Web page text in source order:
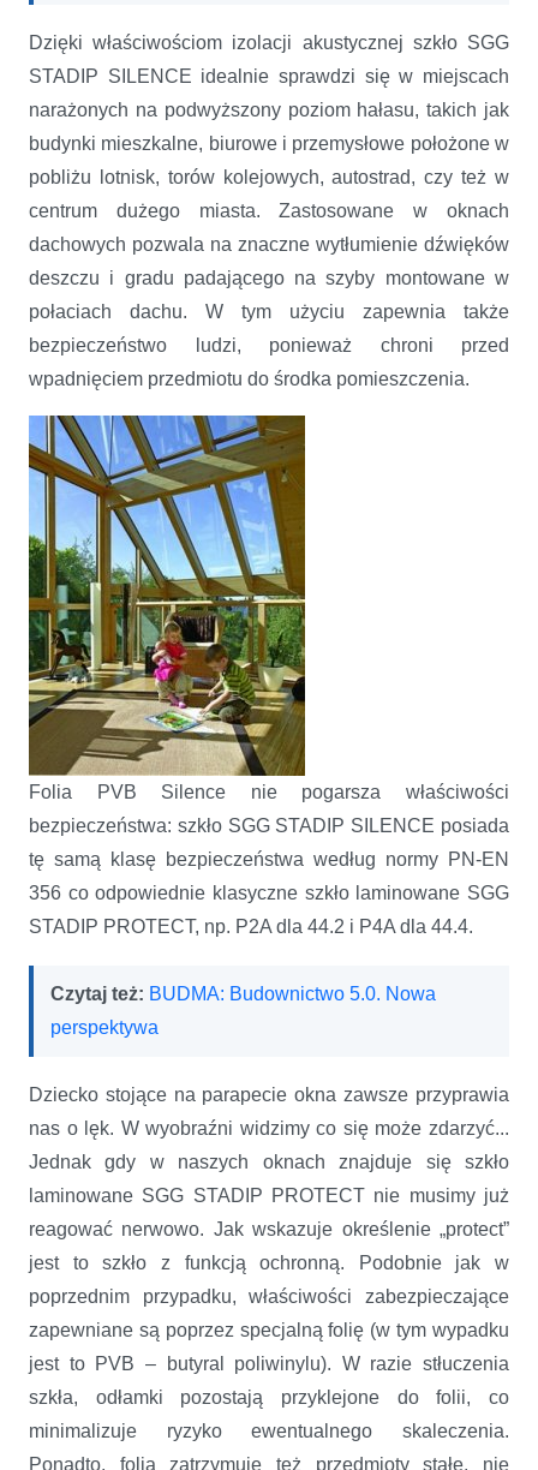
Dzięki właściwościom izolacji akustycznej szkło SGG
STADIP SILENCE idealnie sprawdzi się w miejscach
narażonych na podwyższony poziom hałasu, takich jak
budynki mieszkalne, biurowe i przemysłowe położone w
pobliżu lotnisk, torów kolejowych, autostrad, czy też w
centrum dużego miasta. Zastosowane w oknach
dachowych pozwala na znaczne wytłumienie dźwięków
deszczu i gradu padającego na szyby montowane w
połaciach dachu. W tym użyciu zapewnia także
bezpieczeństwo ludzi, ponieważ chroni przed
wpadnięciem przedmiotu do środka pomieszczenia.
Folia PVB Silence nie pogarsza właściwości
bezpieczeństwa: szkło SGG STADIP SILENCE posiada
tę samą klasę bezpieczeństwa według normy PN-EN
356 co odpowiednie klasyczne szkło laminowane SGG
STADIP PROTECT, np. P2A dla 44.2 i P4A dla 44.4.
Czytaj też: BUDMA: Budownictwo 5.0. Nowa
perspektywa
Dziecko stojące na parapecie okna zawsze przyprawia
nas o lęk. W wyobraźni widzimy co się może zdarzyć...
Jednak gdy w naszych oknach znajduje się szkło
laminowane SGG STADIP PROTECT nie musimy już
reagować nerwowo. Jak wskazuje określenie „protect”
jest to szkło z funkcją ochronną. Podobnie jak w
poprzednim przypadku, właściwości zabezpieczające
zapewniane są poprzez specjalną folię (w tym wypadku
jest to PVB – butyral poliwinylu). W razie stłuczenia
szkła, odłamki pozostają przyklejone do folii, co
minimalizuje ryzyko ewentualnego skaleczenia.
Ponadto, folia zatrzymuje też przedmioty stałe, nie